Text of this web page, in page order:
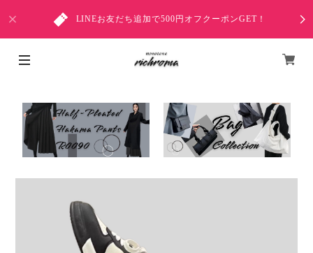
LINEお友だち追加で500円オフクーポンGET！